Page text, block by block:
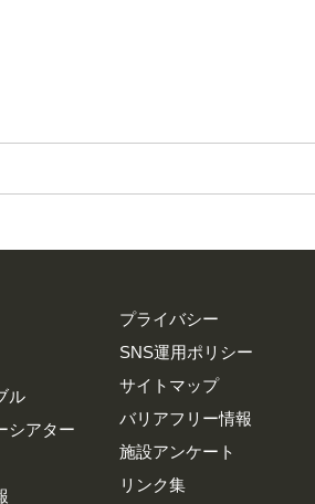
ル
シアター
プライバシー
SNS運用ポリシー
サイトマップ
バリアフリー情報
施設アンケート
リンク集